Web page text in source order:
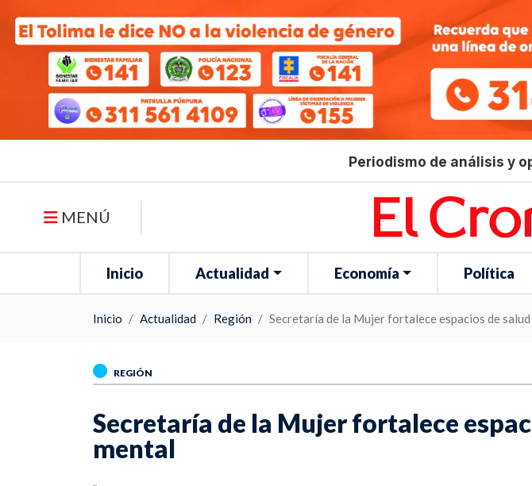
Periodismo de análisis y
MENÚ
Inicio Actualidad Economía Política
Inicio Actualidad Región Secretaría de la Mujer fortalece espacios de
REGIÓN
Secretaría de la Mujer fortalece
mental